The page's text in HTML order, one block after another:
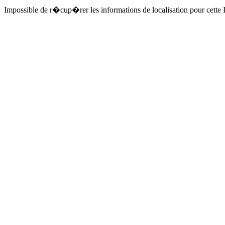
Impossible de r�cup�rer les informations de localisation pour cette